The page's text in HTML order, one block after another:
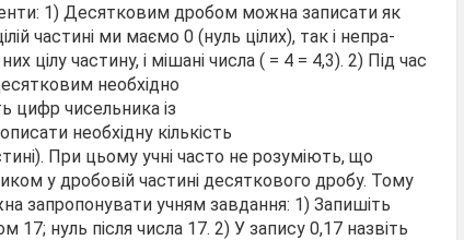
1) Десятковим дробом можна записати як
частині ми маємо 0 (нуль цілих), так і непра­
цілу частину, і мішані числа ( = 4 = 4,3). 2) Під час
необхідно
цифр чисельника із
необхідну кількість
При цьому учні часто не розуміють, що
у дробовій частині десяткового дробу. Тому
запропонувати учням завдання: 1) Запишіть
17; нуль після числа 17. 2) У запису 0,17 назвіть